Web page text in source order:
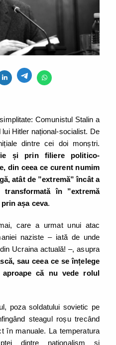
Comunistul Stalin a
Hitler național-socialist. De
dintre cei doi monștri.
și prin filiere politico-
din ceea ce curent numim
atât de ”extremă” încât a
în ”extremă
așa ceva.
care a urmat unui atac
naziste – iată de unde
Ucraina actuală! –, asupra
sau ceea ce se înțelege
că nu vede rolul
poza soldatului sovietic pe
steagul roșu trecând
în manuale. La temperatura
dintre naționalism și